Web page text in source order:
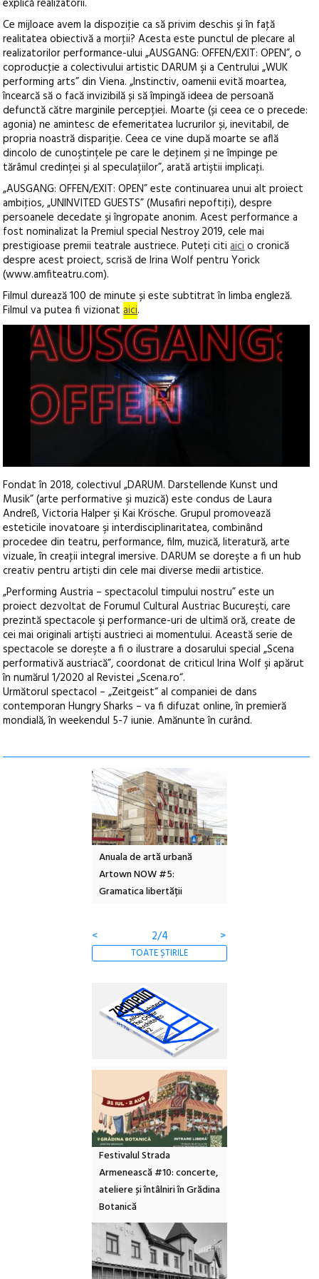
explică realizatorii.
Ce mijloace avem la dispoziţie ca să privim deschis şi în faţă
realitatea obiectivă a morţii? Acesta este punctul de plecare al
realizatorilor performance-ului „AUSGANG: OFFEN/EXIT: OPEN”, o
coproducţie a colectivului artistic DARUM şi a Centrului „WUK
performing arts” din Viena. „Instinctiv, oamenii evită moartea,
încearcă să o facă invizibilă și să împingă ideea de persoană
defunctă către marginile percepției. Moarte (și ceea ce o precede:
agonia) ne amintesc de efemeritatea lucrurilor și, inevitabil, de
propria noastră dispariție. Ceea ce vine după moarte se află
dincolo de cunoștințele pe care le deţinem și ne împinge pe
tărâmul credinței și al speculațiilor”, arată artiştii implicaţi.
„AUSGANG: OFFEN/EXIT: OPEN” este continuarea unui alt proiect
ambiţios, „UNINVITED GUESTS” (Musafiri nepoftiţi), despre
persoanele decedate şi îngropate anonim. Acest performance a
fost nominalizat la Premiul special Nestroy 2019, cele mai
prestigioase premii teatrale austriece. Puteţi citiaicio cronică
despre acest proiect, scrisă de Irina Wolf pentru Yorick
(www.amfiteatru.com).
Filmul durează 100 de minute și este subtitrat în limba engleză.
Filmul va putea fi vizionataici.
Fondat în 2018, colectivul „DARUM. Darstellende Kunst und
Musik” (arte performative şi muzică) este condus de Laura
Andreß, Victoria Halper şi Kai Krösche. Grupul promovează
esteticile inovatoare şi interdisciplinaritatea, combinând
procedee din teatru, performance, film, muzică, literatură, arte
vizuale, în creaţii integral imersive. DARUM se doreşte a fi un hub
creativ pentru artiști din cele mai diverse medii artistice.
„Performing Austria – spectacolul timpului nostru” este un
proiect dezvoltat de Forumul Cultural Austriac Bucureşti, care
prezintă spectacole şi performance-uri de ultimă oră, create de
cei mai originali artişti austrieci ai momentului. Această serie de
spectacole se doreşte a fi o ilustrare a dosarului special „Scena
performativă austriacă”, coordonat de criticul Irina Wolf şi apărut
în numărul 1/2020 al Revistei „Scena.ro“.
Următorul spectacol – „Zeitgeist“ al companiei de dans
contemporan Hungry Sharks – va fi difuzat online, în premieră
mondială, în weekendul 5-7 iunie. Amănunte în curând.
Anuala de artă urbană
Artown NOW #5:
Gramatica libertății
< 2/4 >
TOATE ȘTIRILE
Festivalul Strada
Armenească #10: concerte,
ateliere și întâlniri în Grădina
Botanică